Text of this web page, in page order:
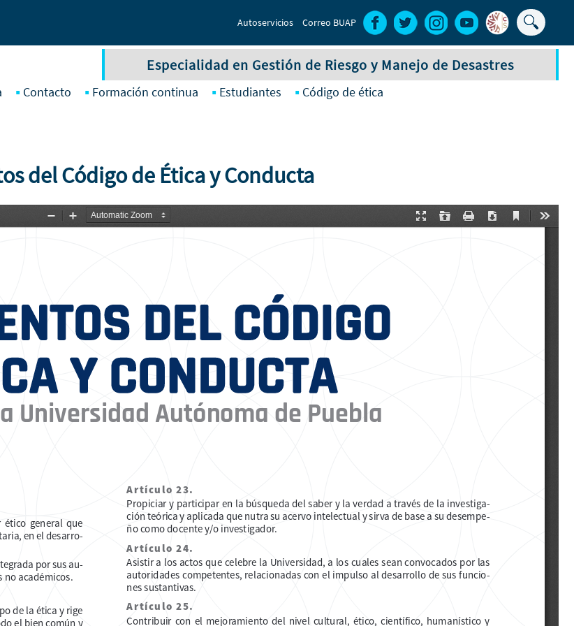
Buscar
Autoservicios Correo BUAP
Especialidad en Gestión de Riesgo y Manejo de Desastres
Contacto Formación continua Estudiantes
Código de ética
del Código de Ética y Conducta